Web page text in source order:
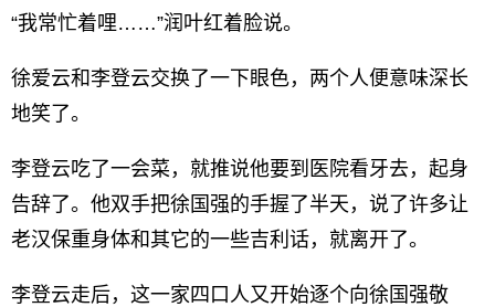
“我常忙着哩……”润叶红着脸说。
徐爱云和李登云交换了一下眼色，两个人便意味深长
地笑了。
李登云吃了一会菜，就推说他要到医院看牙去，起身
告辞了。他双手把徐国强的手握了半天，说了许多让
老汉保重身体和其它的一些吉利话，就离开了。
李登云走后，这一家四口人又开始逐个向徐国强敬